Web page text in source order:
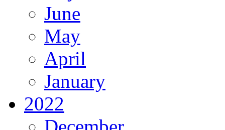
June
May
April
January
2022